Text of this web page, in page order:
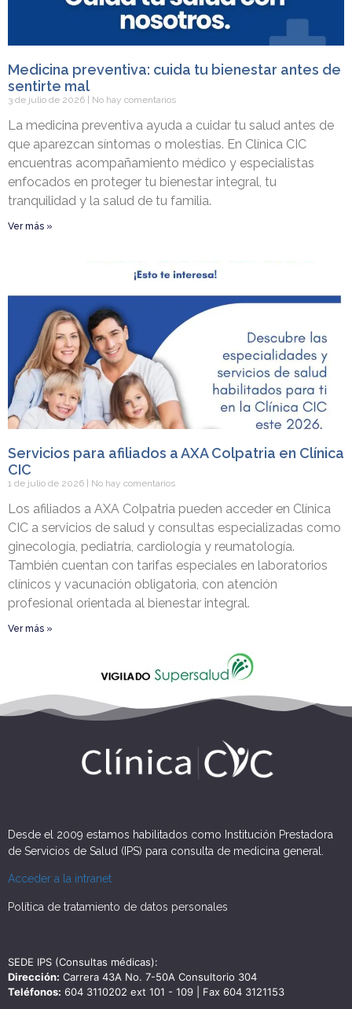
Medicina preventiva: cuida tu bienestar antes de
sentirte mal
3 de julio de 2026 No hay comentarios
La medicina preventiva ayuda a cuidar tu salud antes de
que aparezcan síntomas o molestias. En Clínica CIC
encuentras acompañamiento médico y especialistas
enfocados en proteger tu bienestar integral, tu
tranquilidad y la salud de tu familia.
Ver más »
Servicios para afiliados a AXA Colpatria en Clínica
CIC
1 de julio de 2026 No hay comentarios
Los afiliados a AXA Colpatria pueden acceder en Clínica
CIC a servicios de salud y consultas especializadas como
ginecología, pediatría, cardiología y reumatología.
También cuentan con tarifas especiales en laboratorios
clínicos y vacunación obligatoria, con atención
profesional orientada al bienestar integral.
Ver más »
Desde el 2009 estamos habilitados como Institución Prestadora
de Servicios de Salud (IPS) para consulta de medicina general.
Acceder a la intranet
Política de tratamiento de datos personales
SEDE IPS (Consultas médicas):
Dirección: Carrera 43A No. 7-50A Consultorio 304
Teléfonos: 604 3110202 ext 101 - 109 | Fax 604 3121153